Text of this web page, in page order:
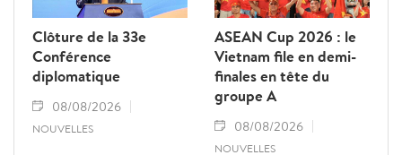
Clôture de la 33e
Conférence
diplomatique
08/08/2026
NOUVELLES
ASEAN Cup 2026 : le
Vietnam file en demi-
finales en tête du
groupe A
08/08/2026
NOUVELLES